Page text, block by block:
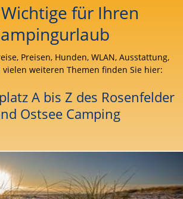
für Ihren
Preisen, Hunden, WLAN, Ausstattung,
weiteren Themen finden Sie hier:
A bis Z des Rosenfelder
Ostsee Camping